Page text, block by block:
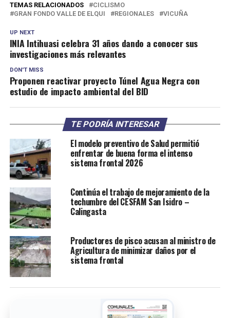
TEMAS RELACIONADOS
CICLISMO
GRAN FONDO VALLE DE ELQUI
REGIONALES VICUÑA
UP NEXT
INIA Intihuasi celebra 31 años dando a conocer sus
investigaciones más relevantes
DON'T MISS
Proponen reactivar proyecto Túnel Agua Negra con
estudio de impacto ambiental del BID
TE PODRÍA INTERESAR
El modelo preventivo de Salud permitió
enfrentar de buena forma el intenso
sistema frontal 2026
Continúa el trabajo de mejoramiento de la
techumbre del CESFAM San Isidro –
Calingasta
Productores de pisco acusan al ministro de
Agricultura de minimizar daños por el
sistema frontal